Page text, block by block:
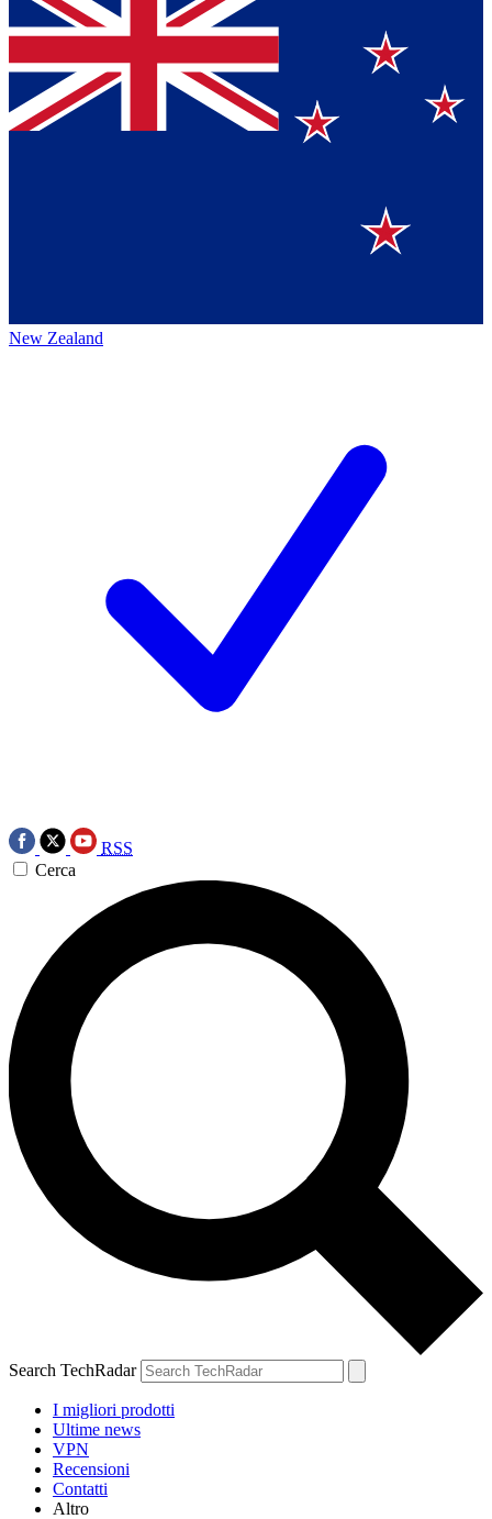
New Zealand
RSS
Cerca
Search TechRadar
I migliori prodotti
Ultime news
VPN
Recensioni
Contatti
Altro